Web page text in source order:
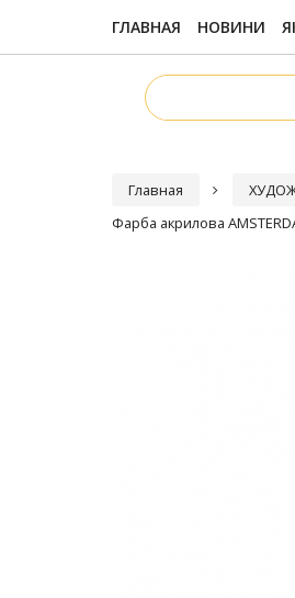
ГЛАВНАЯ НОВИНИ
Главная
Фарба акрилова